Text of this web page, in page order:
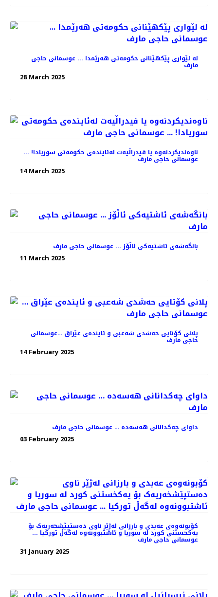
لە لێواری پێکهێنانی حکومەتی هەرێمدا ... عوسمانی حاجی
مارف
28 March 2025
ناوەندیکردنەوە یا فیدراڵیەت لەئایندەی حکومەتی سوریادا! ...
عوسمانی حاجی مارف
14 March 2025
بانگەشەی ئاشتیەکی ئاڵۆز ... عوسمانی حاجی مارف
11 March 2025
پلانی کۆتایی حەشدی شەعبی و ئایندەی عێراق …عوسمانی
حاجی مارف
14 February 2025
داوای چەکدانانی هەسەدە … عوسمانی حاجی مارف
03 February 2025
کۆبونەوەی عەبدی و بارزانی لەژێر ناوی دەستپێشخەریەک بۆ
یەکخستنی کورد لە سوریا و ئاشتبوونەوە لەگەڵ تورکیا ...
عوسمانی حاجی مارف
31 January 2025